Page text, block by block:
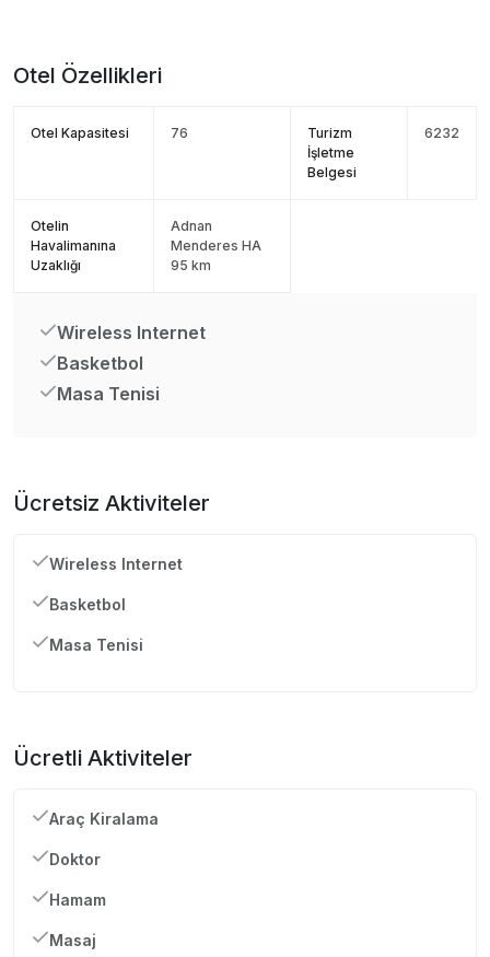
Otel Özellikleri
Otel Kapasitesi 76
Turizm
İşletme
Belgesi
6232
Otelin
Havalimanına
Uzaklığı
Adnan
Menderes HA
95 km
Wireless Internet
Basketbol
Masa Tenisi
Ücretsiz Aktiviteler
Wireless Internet
Basketbol
Masa Tenisi
Ücretli Aktiviteler
Araç Kiralama
Doktor
Hamam
Masaj